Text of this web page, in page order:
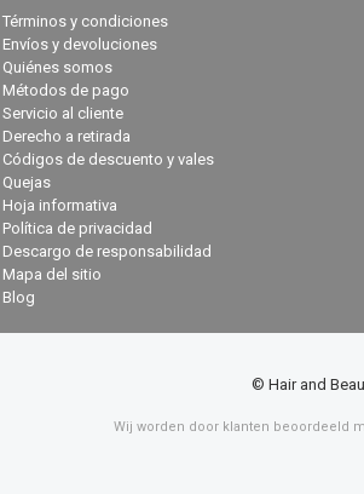
Términos y condiciones
Envíos y devoluciones
Quiénes somos
Métodos de pago
Servicio al cliente
Derecho a retirada
Códigos de descuento y vales
Quejas
Hoja informativa
Política de privacidad
Descargo de responsabilidad
Mapa del sitio
Blog
© Hair and
Wij worden door klanten beoordeeld